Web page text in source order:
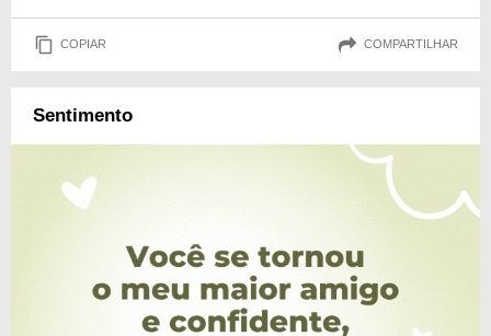
COPIAR COMPARTILHAR
Sentimento